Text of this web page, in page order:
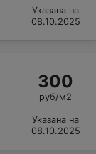
Указана на
08.10.2025
300
руб/м2
Указана на
08.10.2025